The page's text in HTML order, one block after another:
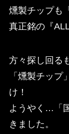
燻製チップも
真正銘の『
方々探し回る
「燻製チッ
け！
ようやく…「
きました。